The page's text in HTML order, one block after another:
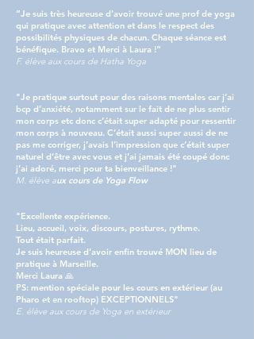
“Je suis très heureuse d'avoir trouvé une prof de yoga
qui pratique avec attention et dans le respect des
possibilités physiques de chacun. Chaque séance est
bénéfique. Bravo et Merci à Laura !”
F. élève aux cours de Hatha Yoga
"Je pratique surtout pour des raisons mentales car j’ai
bcp d’anxiété, notamment sur le fait de ne plus sentir
mon corps etc donc c’était super adapté pour ressentir
mon corps à nouveau. C’était aussi super aussi de ne
pas me corriger, j’avais l’impression que c’était super
naturel d’être avec vous et j’ai jamais été coupé donc
j’ai adoré, merci pour ta bienveillance !"
M. élève aux cours de Yoga Flow​
"Excellente expérience.
Lieu, accueil, voix, discours, postures, rythme.
Tout était parfait.
Je suis heureuse d’avoir enfin trouvé MON lieu de
pratique à Marseille.
Merci Laura 🙏
PS: mention spéciale pour les cours en extérieur (au
Pharo et en rooftop) EXCEPTIONNELS"
E. élève aux cours de Yoga en extérieur